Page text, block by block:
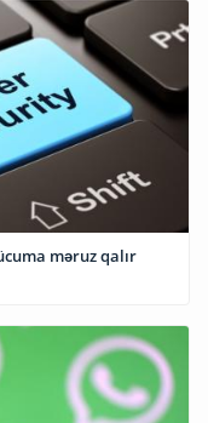
məruz qalır